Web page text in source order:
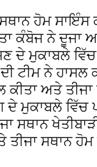
ਹੋਮ ਸਾਇੰਸ
ਕੰਬੋਜ ਨੇ ਦੂਜਾ
ਦੇ ਮੁਕਾਬਲੇ
ਟੀਮ ਨੇ ਹਾਸਲ
ਅਤੇ
ਦੇ ਮੁਕਾਬਲੇ ਵਿੱਚ
ਸਥਾਨ
ਸਥਾਨ ਹੋਮ